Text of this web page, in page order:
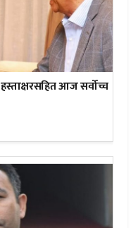
आज सर्वोच्च